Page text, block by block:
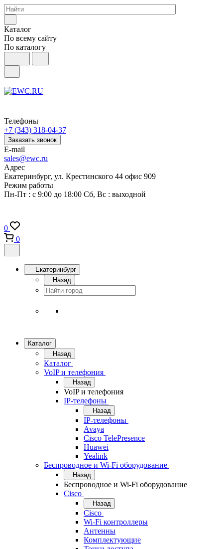
Каталог
По всему сайту
По каталогу
Телефоны
+7 (343) 318-04-37
Заказать звонок
E-mail
sales@ewc.ru
Адрес
Екатеринбург, ул. Крестинского 44 офис 909
Режим работы
Пн-Пт : с 9:00 до 18:00 Сб, Вс : выходной
0
0
Екатеринбург
Назад
Каталог
Назад
Каталог
VoIP и телефония
Назад
VoIP и телефония
IP-телефоны
Назад
IP-телефоны
Avaya
Cisco TelePresence
Huawei
Yealink
Беспроводное и Wi-Fi оборудование
Назад
Беспроводное и Wi-Fi оборудование
Cisco
Назад
Cisco
Wi-Fi контроллеры
Антенны
Комплектующие